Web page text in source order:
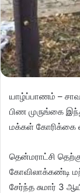
யாழ்ப்பாணம் –
பிண முருங்கை
மக்கள் கோரிக்கை
தென்மராட்சி
கோவிலாக்கண்டி
சேர்ந்த சுமார் 3